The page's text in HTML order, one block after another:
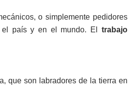
o simplemente pedidores
país y en el mundo. El
trabajo
que son labradores de la tierra en